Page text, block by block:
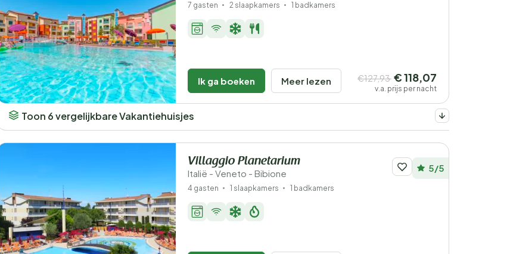
7 gasten 2 slaapkamers 1 badkamers
Ik ga boeken Meer lezen €127,93 € 118,07
v.a. prijs per nacht
Toon 6 vergelijkbare Vakantiehuisjes
Villaggio Planetarium
Italië - Veneto - Bibione 5/5
4 gasten 1 slaapkamers 1 badkamers